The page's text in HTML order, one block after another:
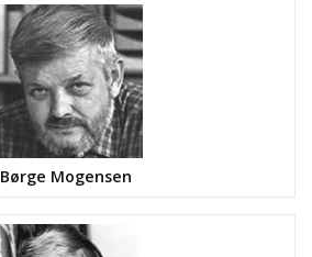
Børge Mogensen